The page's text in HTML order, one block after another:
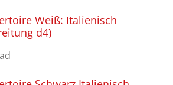
Weiß: Italienisch
d4)